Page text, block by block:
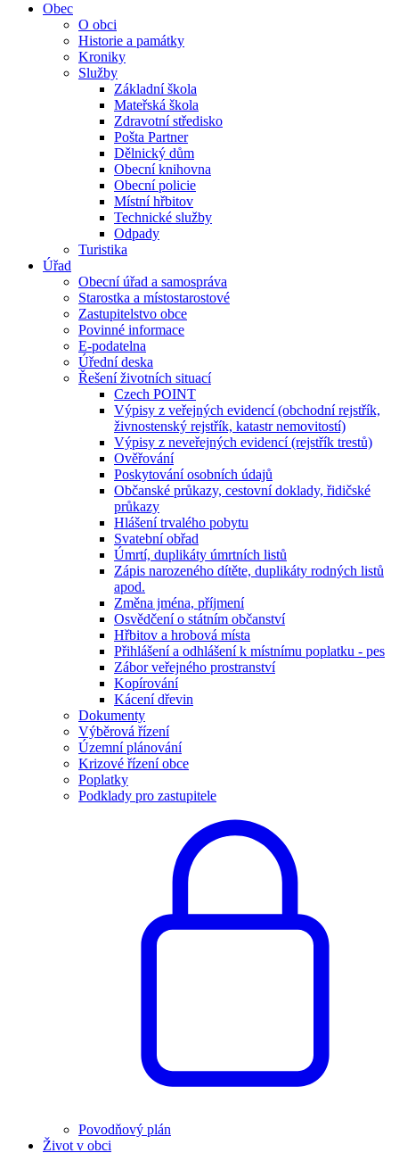
Obec
O obci
Historie a památky
Kroniky
Služby
Základní škola
Mateřská škola
Zdravotní středisko
Pošta Partner
Dělnický dům
Obecní knihovna
Obecní policie
Místní hřbitov
Technické služby
Odpady
Turistika
Úřad
Obecní úřad a samospráva
Starostka a místostarostové
Zastupitelstvo obce
Povinné informace
E-podatelna
Úřední deska
Řešení životních situací
Czech POINT
Výpisy z veřejných evidencí (obchodní rejstřík,
živnostenský rejstřík, katastr nemovitostí)
Výpisy z neveřejných evidencí (rejstřík trestů)
Ověřování
Poskytování osobních údajů
Občanské průkazy, cestovní doklady, řidičské
průkazy
Hlášení trvalého pobytu
Svatební obřad
Úmrtí, duplikáty úmrtních listů
Zápis narozeného dítěte, duplikáty rodných listů
apod.
Změna jména, příjmení
Osvědčení o státním občanství
Hřbitov a hrobová místa
Přihlášení a odhlášení k místnímu poplatku - pes
Zábor veřejného prostranství
Kopírování
Kácení dřevin
Dokumenty
Výběrová řízení
Územní plánování
Krizové řízení obce
Poplatky
Podklady pro zastupitele
Povodňový plán
Život v obci